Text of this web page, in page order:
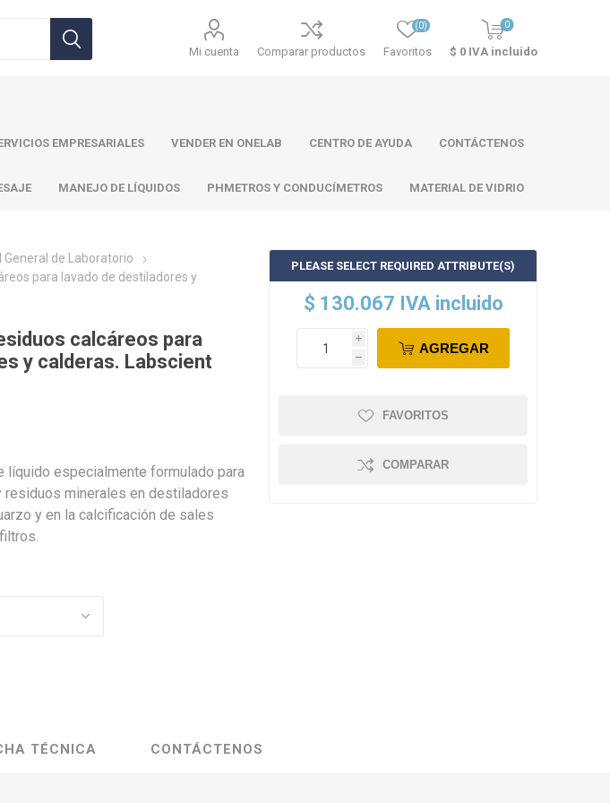
Mi cuenta Comparar productos Favoritos
(0) 0
$ 0 IVA incluido
Atago
Thermo
Scientific
EMPRESARIALES VENDER EN ONELAB CENTRO DE AYUDA CONTÁCTENOS
MANEJO DE LÍQUIDOS PHMETROS Y CONDUCÍMETROS MATERIAL DE VIDRIO
General de Laboratorio
para lavado de destiladores y
calcáreos para
y calderas. Labscient
líquido especialmente formulado para
residuos minerales en destiladores
y en la calcificación de sales
PLEASE SELECT REQUIRED ATTRIBUTE(S)
$ 130.067 IVA incluido
i
h
AGREGAR
FAVORITOS
COMPARAR
TÉCNICA CONTÁCTENOS